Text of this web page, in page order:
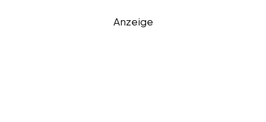
Anzeige